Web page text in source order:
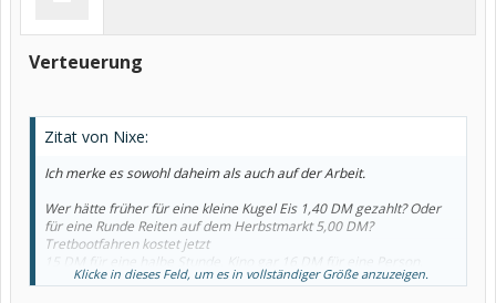
Verteuerung
Zitat von Nixe:
Ich merke es sowohl daheim als auch auf der Arbeit.
Wer hätte früher für eine kleine Kugel Eis 1,40 DM gezahlt? Oder
für eine Runde Reiten auf dem Herbstmarkt 5,00 DM?
Tretbootfahren kostet jetzt
15 DM für eine halbe Stunde. Kino gar 16 DM für eine Person.
Klicke in dieses Feld, um es in vollständiger Größe anzuzeigen.